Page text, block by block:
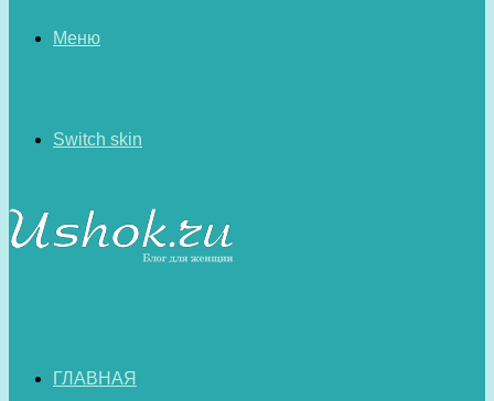
Меню
Switch skin
ГЛАВНАЯ